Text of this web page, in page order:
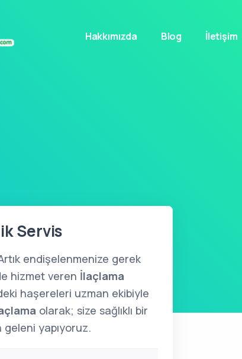
Hakkımızda Blog İletişim
Servis
endişelenmenize gerek
hizmet veren İlaçlama
haşereleri uzman ekibiyle
olarak; size sağlıklı bir
yapıyoruz.